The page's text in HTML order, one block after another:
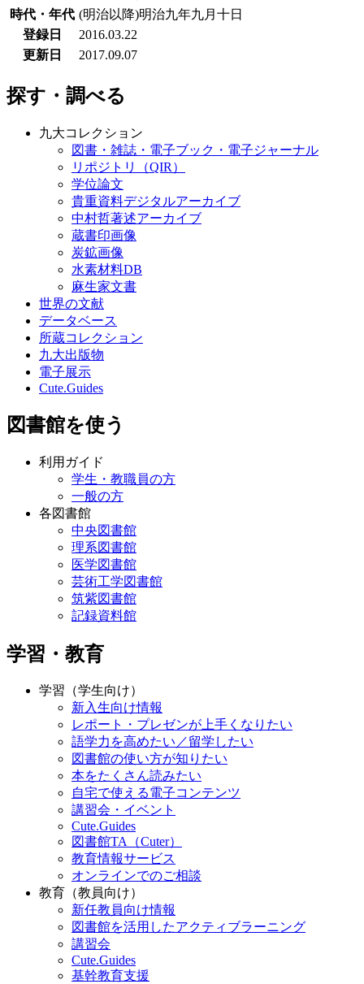
時代・年代 (明治以降)明治九年九月十日
登録日
2016.03.22
更新日
2017.09.07
探す・調べる
九大コレクション
図書・雑誌・電子ブック・電子ジャーナル
リポジトリ（QIR）
学位論文
貴重資料デジタルアーカイブ
中村哲著述アーカイブ
蔵書印画像
炭鉱画像
水素材料DB
麻生家文書
世界の文献
データベース
所蔵コレクション
九大出版物
電子展示
Cute.Guides
図書館を使う
利用ガイド
学生・教職員の方
一般の方
各図書館
中央図書館
理系図書館
医学図書館
芸術工学図書館
筑紫図書館
記録資料館
学習・教育
学習（学生向け）
新入生向け情報
レポート・プレゼンが上手くなりたい
語学力を高めたい／留学したい
図書館の使い方が知りたい
本をたくさん読みたい
自宅で使える電子コンテンツ
講習会・イベント
Cute.Guides
図書館TA（Cuter）
教育情報サービス
オンラインでのご相談
教育（教員向け）
新任教員向け情報
図書館を活用したアクティブラーニング
講習会
Cute.Guides
基幹教育支援